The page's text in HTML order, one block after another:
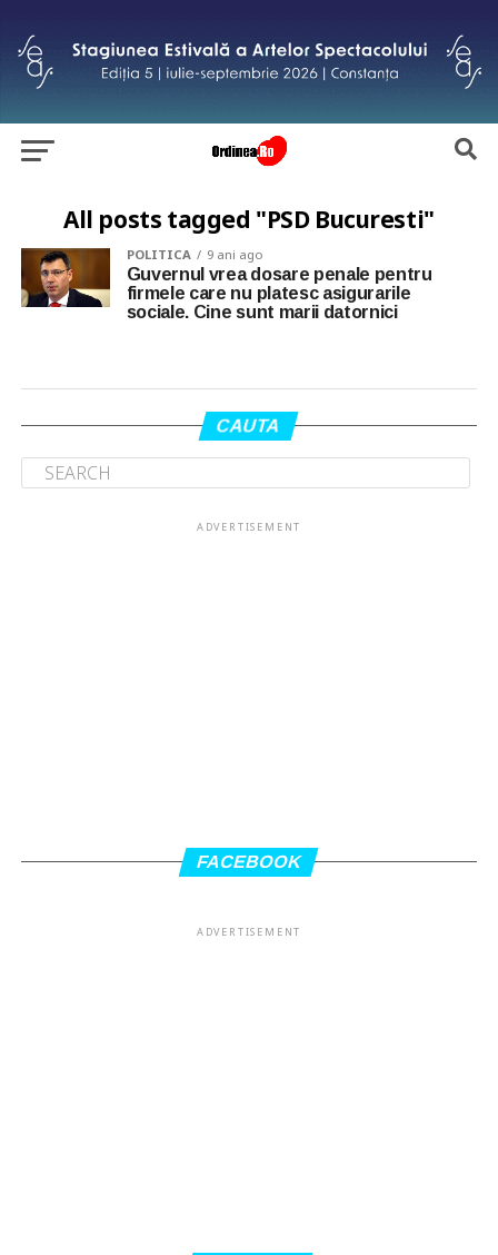
All posts tagged "PSD Bucuresti"
POLITICA 9 ani ago
Guvernul vrea dosare penale pentru
firmele care nu platesc asigurarile
sociale. Cine sunt marii datornici
CAUTA
ADVERTISEMENT
FACEBOOK
ADVERTISEMENT